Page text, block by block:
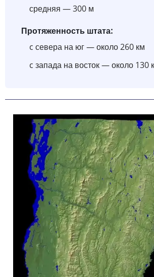
средняя — 300 м
Протяженность штата:
c севера на юг — около 260 км
c запада на восток — около 130